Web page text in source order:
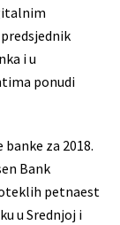
i u
ponudi
za 2018.
Bank
petnaest
u Srednjoj i